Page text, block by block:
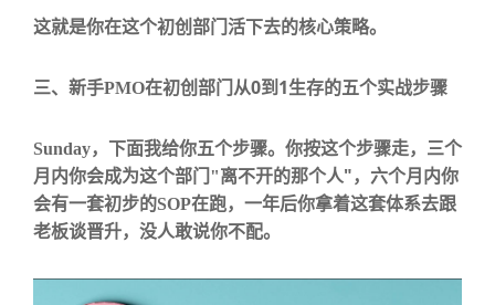
这就是你在这个初创部门活下去的核心策略。
三、新手PMO在初创部门从0到 1生存的五个实战步骤
Sunday，下面我给你五个步骤。你按这个步骤走， 三个
月内你会成为这个部门
"离不开的那个人"， 六个月内你
会有一套初步的SOP在跑， 一年后你拿着这套体系去跟
老板谈晋升，没人敢说你不配。